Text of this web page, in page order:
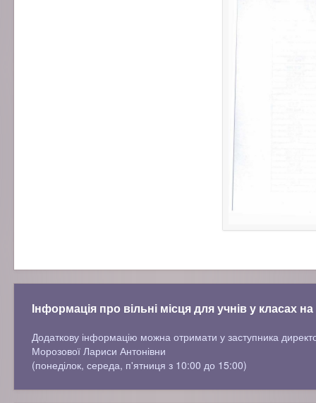
Інформація про вільні місця для учнів у класах
Додаткову інформацію можна отримати у заступника
Морозової Лариси Антонівни
(понеділок, середа, п'ятниця з 10:00 до 15:00)